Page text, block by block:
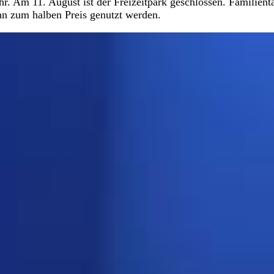
zum halben Preis genutzt werden.